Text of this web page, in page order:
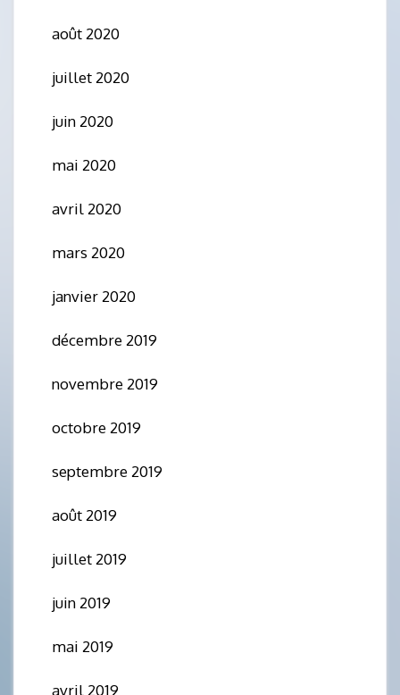
août 2020
juillet 2020
juin 2020
mai 2020
avril 2020
mars 2020
janvier 2020
décembre 2019
novembre 2019
octobre 2019
septembre 2019
août 2019
juillet 2019
juin 2019
mai 2019
avril 2019